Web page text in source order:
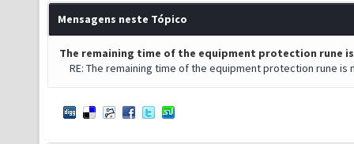
Mensagens neste Tópico
The remaining time of the equipment protection rune
RE: The remaining time of the equipment protection rune is